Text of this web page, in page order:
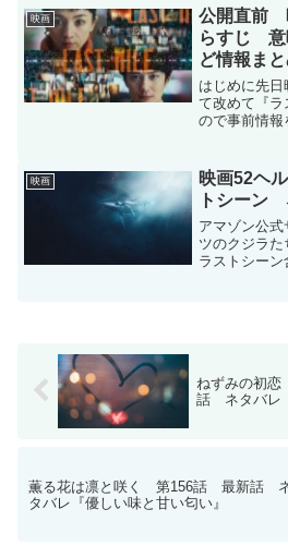
年10月9日。
などを手がけ
映画
公開直前
らすじ 意
ど情報まと
はじめに先
て改めて『ラ
ので事前情報
日でした。あ
ナチュラル』
映画
映画52ヘ
トシーン
アマゾン公
ツのクジラた
ラストシー
ねずみの初
話 ネタバレ
薫る花は凛と咲く 第156話 最新話
タバレ『優しい味と甘い匂い』